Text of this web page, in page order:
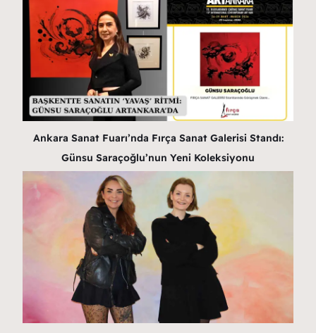
Ankara Sanat Fuarı’nda Fırça Sanat Galerisi Standı:
Günsu Saraçoğlu’nun Yeni Koleksiyonu